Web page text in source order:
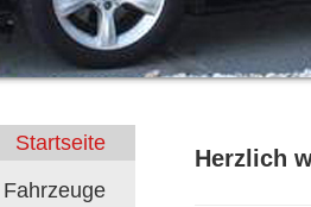
Startseite
Fahrzeuge
Herzlich